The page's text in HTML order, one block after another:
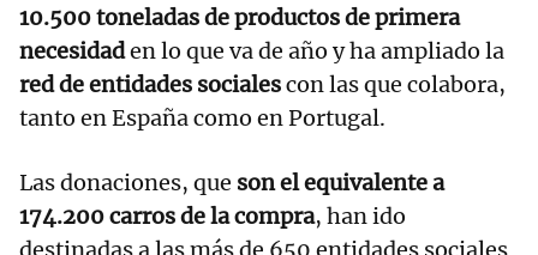
10.500 toneladas de productos de primera
necesidaden lo que va de año y ha ampliado la
red de entidades socialescon las que colabora,
tanto en España como en Portugal.
Las donaciones, que son el equivalente a
174.200 carros de la compra, han ido